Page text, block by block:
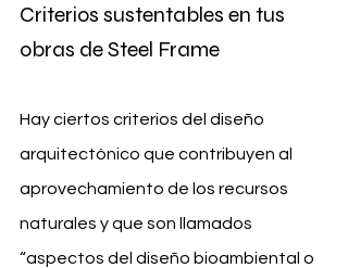
Criterios sustentables en tus
obras de Steel Frame
Hay ciertos criterios del diseño
arquitectónico que contribuyen al
aprovechamiento de los recursos
naturales y que son llamados
“aspectos del diseño bioambiental o